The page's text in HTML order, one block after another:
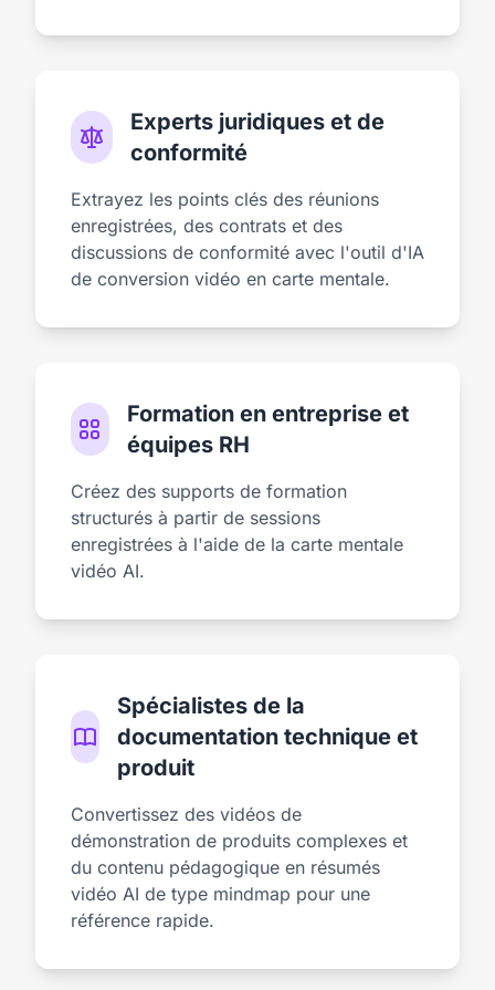
Experts juridiques et de
conformité
Extrayez les points clés des réunions
enregistrées, des contrats et des
discussions de conformité avec l'outil d'IA
de conversion vidéo en carte mentale.
Formation en entreprise et
équipes RH
Créez des supports de formation
structurés à partir de sessions
enregistrées à l'aide de la carte mentale
vidéo AI.
Spécialistes de la
documentation technique et
produit
Convertissez des vidéos de
démonstration de produits complexes et
du contenu pédagogique en résumés
vidéo AI de type mindmap pour une
référence rapide.